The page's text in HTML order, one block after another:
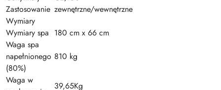
Zastosowanie zewnętrzne/wewnętrzne
Wymiary
Wymiary spa 180 cm x 66 cm
Waga spa
napełnionego
(80%)
810 kg
Waga w
39,65Kg